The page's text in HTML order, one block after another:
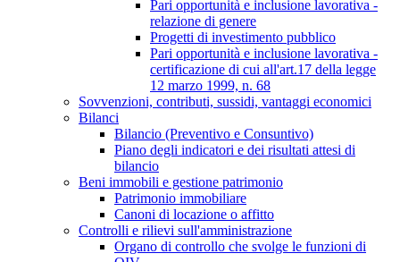
Pari opportunità e inclusione lavorativa -
relazione di genere
Progetti di investimento pubblico
Pari opportunità e inclusione lavorativa -
certificazione di cui all'art.17 della legge
12 marzo 1999, n. 68
Sovvenzioni, contributi, sussidi, vantaggi economici
Bilanci
Bilancio (Preventivo e Consuntivo)
Piano degli indicatori e dei risultati attesi di
bilancio
Beni immobili e gestione patrimonio
Patrimonio immobiliare
Canoni di locazione o affitto
Controlli e rilievi sull'amministrazione
Organo di controllo che svolge le funzioni di